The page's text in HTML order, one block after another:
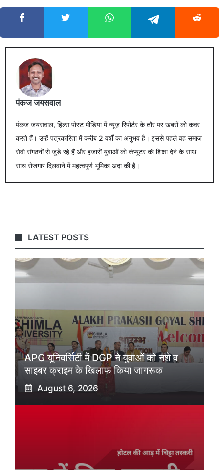
पंकज जयसवाल
पंकज जयसवाल, हिल्स पोस्ट मीडिया में न्यूज़ रिपोर्टर के तौर पर खबरों को कवर
करते हैं। उन्हें पत्रकारिता में करीब 2 वर्षों का अनुभव है। इससे पहले वह समाज
सेवी संगठनों से जुड़े रहे हैं और हजारों युवाओं को कंप्यूटर की शिक्षा देने के साथ
साथ रोजगार दिलवाने में महत्वपूर्ण भूमिका अदा की है।
LATEST POSTS
APG यूनिवर्सिटी में DGP ने युवाओं को नशे व
साइबर क्राइम के खिलाफ किया जागरूक
August 6, 2026